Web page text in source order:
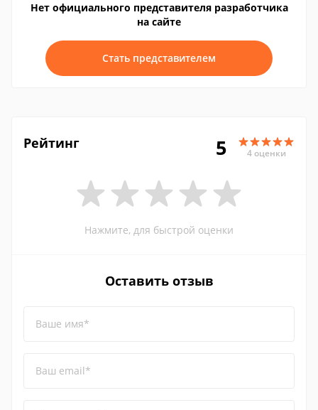
Нет официального представителя разработчика
на сайте
Стать представителем
Рейтинг 5 4 оценки
Нажмите, для быстрой оценки
Оставить отзыв
Ваше имя*
Ваш email*